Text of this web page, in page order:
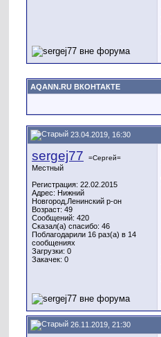
AQANN.RU ВКОНТАКТЕ
23.04.2019, 16:30
sergej77 =Сергей=
Местный
Регистрация: 22.02.2015
Адрес: Нижний
Новгород,Ленинский р-он
Возраст: 49
Сообщений: 420
Сказал(а) спасибо: 46
Поблагодарили 16 раз(а) в 14
сообщениях
Загрузки: 0
Закачек: 0
26.11.2019, 21:30